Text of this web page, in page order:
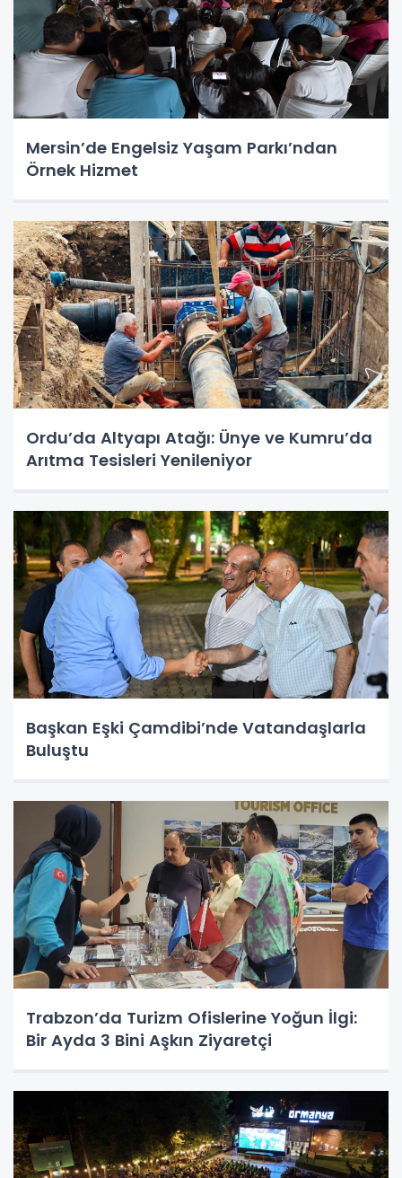
Mersin’de Engelsiz Yaşam Parkı’ndan
Örnek Hizmet
Ordu’da Altyapı Atağı: Ünye ve Kumru’da
Arıtma Tesisleri Yenileniyor
Başkan Eşki Çamdibi’nde Vatandaşlarla
Buluştu
Trabzon’da Turizm Ofislerine Yoğun İlgi:
Bir Ayda 3 Bini Aşkın Ziyaretçi